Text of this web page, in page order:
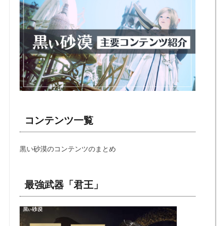
コンテンツ一覧
黒い砂漠のコンテンツのまとめ
最強武器「君王」